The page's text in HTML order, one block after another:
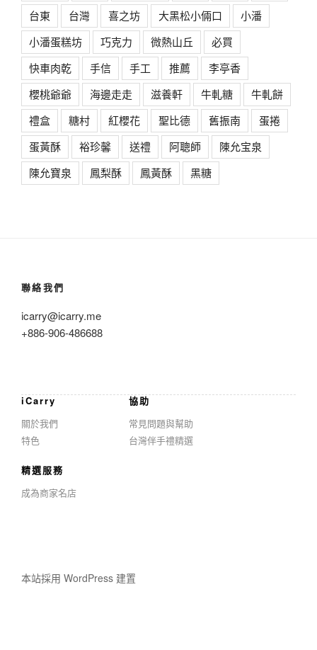
台東
台灣 喜之坊 大黑松小倆口
小潘
小潘蛋糕坊
巧克力 微熱山丘
必買
快車肉乾
手信 手工 推薦
李亭香
櫻桃爺爺
海邊走走 滋養軒 牛軋糖
牛軋餅
禮盒
糖村 紅櫻花 聖比德 舊振南
蛋捲
蛋黃酥
裕珍馨 送禮 阿聰師
陳允宝泉
陳允寶泉
鳳梨酥 鳳黃酥 黑糖
聯絡我們
icarry@icarry.me
+886-906-486688
iCarry
關於我們
特色
協助
常見問題與幫助
台灣伴手禮精選
精選服務
成為商家名店
本站採用 WordPress 建置